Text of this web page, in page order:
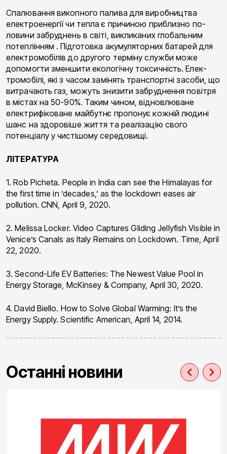
Спалювання викопного палива для виробництва
електроенергії чи тепла є причиною приблизно по­
ловини забруднень в світі, викликаних глобальним
потеплінням . Підготовка акумуляторних батарей для
електромобілів до другого терміну служби може
допомогти зменшити екологічну токсичність. Елек­
тромобілі, які з часом замінять транспортні засоби, що
витрачають газ, можуть знизити забруднення повітря
в містах на 50-90%. Таким чином, відновлю­ване
електрифіковане майбутнє пропонує кожній людині
шанс на здоровіше життя та реалізацію свого
потенціалу у чистішому середовищі.
ЛІТЕРАТУРА
1. Rob Picheta. People in India can see the Hi­malayas for
the first time in ’decades,’ as the lockdown eases air
pollution. CNN, April 9, 2020.
2. Melissa Locker. Video Captures Gliding Jellyfish Visible in
Venice’s Canals as Italy Remains on Lock­down. Time, April
22, 2020.
3. Second-Life EV Batteries: The Newest Value Pool in
Energy Storage, McKinsey & Company, April 30, 2020.
4. David Biello. How to Solve Global Warming: It’s the
Energy Supply. Scientific American, April 14, 2014.
Останні новини